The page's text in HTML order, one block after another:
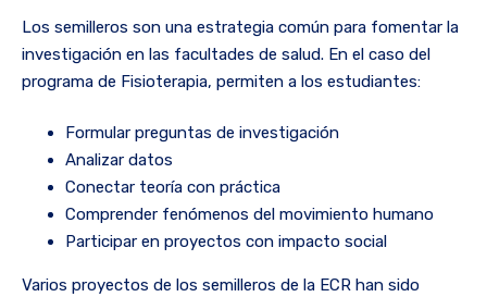
Los semilleros son una estrategia común para fomentar la
investigación en las facultades de salud. En el caso del
programa de Fisioterapia, permiten a los estudiantes:
Formular preguntas de investigación
Analizar datos
Conectar teoría con práctica
Comprender fenómenos del movimiento humano
Participar en proyectos con impacto social
Varios proyectos de los semilleros de la ECR han sido